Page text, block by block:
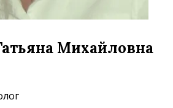
Михайловна